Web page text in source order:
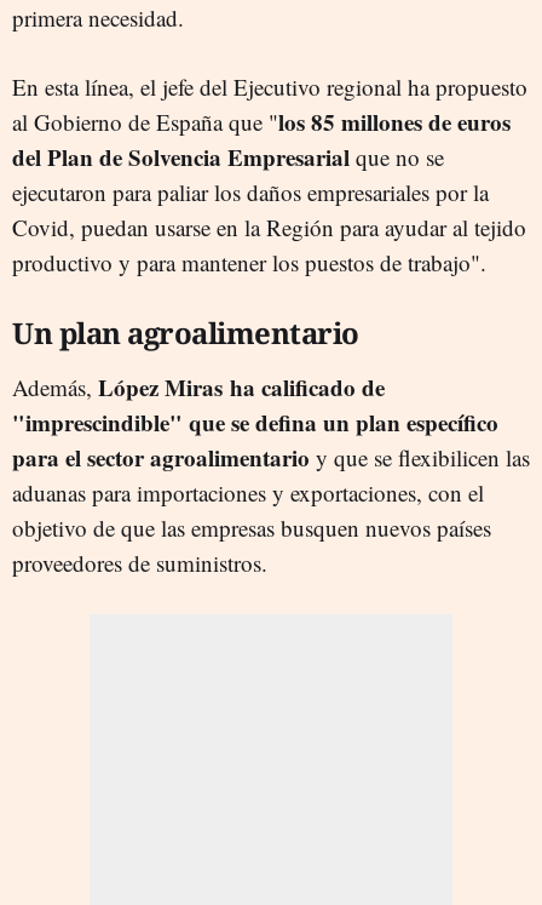
primera necesidad.
En esta línea, el jefe del Ejecutivo regional ha propuesto
al Gobierno de España que "los 85 millones de euros
del Plan de Solvencia Empresarial que no se
ejecutaron para paliar los daños empresariales por la
Covid, puedan usarse en la Región para ayudar al tejido
productivo y para mantener los puestos de trabajo".
Un plan agroalimentario
Además, López Miras ha calificado de
"imprescindible" que se defina un plan específico
para el sector agroalimentario y que se flexibilicen las
aduanas para importaciones y exportaciones, con el
objetivo de que las empresas busquen nuevos países
proveedores de suministros.